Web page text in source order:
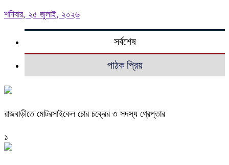
শনিবার, ২৫ জুলাই, ২০২৬
সর্বশেষ
পাঠক প্রিয়
রাজবাড়ীতে মোটরসাইকেল চোর চক্রের ৩ সদস্য গ্রেপ্তার
১